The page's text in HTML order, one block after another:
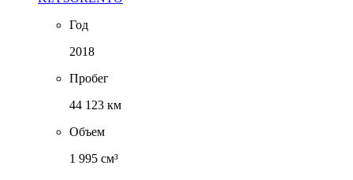
Год
2018
Пробег
44 123 км
Объем
1 995 см³